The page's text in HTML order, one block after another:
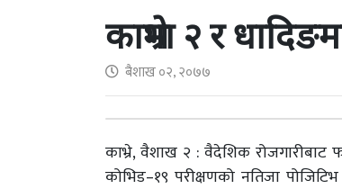
काभ्रेमा २ र
बैशाख ०२, २०७७
काभ्रे, वैशाख २ : वैदेशिक रोजगारीबाट
कोभिड–१९ परीक्षणको नतिजा